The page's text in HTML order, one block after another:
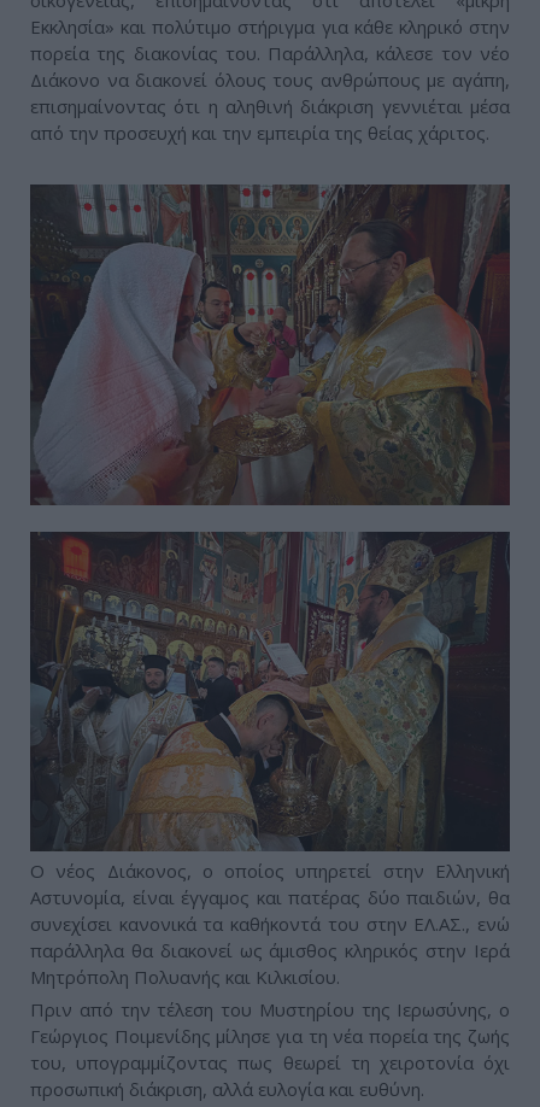
Εκκλησία» και πολύτιμο στήριγμα για κάθε κληρικό στην
πορεία της διακονίας του. Παράλληλα, κάλεσε τον νέο
Διάκονο να διακονεί όλους τους ανθρώπους με αγάπη,
επισημαίνοντας ότι η αληθινή διάκριση γεννιέται μέσα
από την προσευχή και την εμπειρία της θείας χάριτος.
Ο νέος Διάκονος, ο οποίος υπηρετεί στην Ελληνική
Αστυνομία, είναι έγγαμος και πατέρας δύο παιδιών, θα
συνεχίσει κανονικά τα καθήκοντά του στην ΕΛ.ΑΣ., ενώ
παράλληλα θα διακονεί ως άμισθος κληρικός στην Ιερά
Μητρόπολη Πολυανής και Κιλκισίου.
Πριν από την τέλεση του Μυστηρίου της Ιερωσύνης, ο
Γεώργιος Ποιμενίδης μίλησε για τη νέα πορεία της ζωής
του, υπογραμμίζοντας πως θεωρεί τη χειροτονία όχι
προσωπική διάκριση, αλλά ευλογία και ευθύνη.